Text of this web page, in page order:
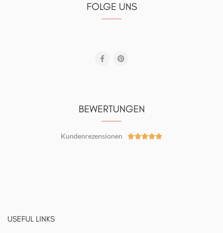
FOLGE UNS
BEWERTUNGEN
Kundenrezensionen 
USEFUL LINKS